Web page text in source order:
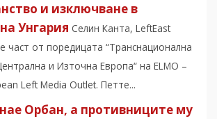
и изключване в
Унгария Селин Канта, LeftEast
част от поредицата “Транснационална
и Източна Европа“ на ELMO –
Left Media Outlet. Петте...
Орбан, а противниците му